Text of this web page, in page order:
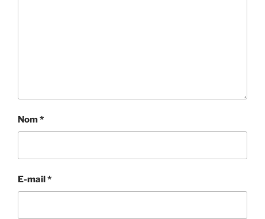
Nom*
E-mail*